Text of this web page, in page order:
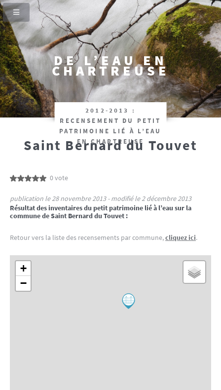
DE L’EAU EN
CHARTREUSE
2012-2013 :
RECENSEMENT DU PETIT
PATRIMOINE LIÉ À L’EAU
EN CHARTREUSE
Saint Bernard du Touvet
0 vote
publication le 28 novembre 2013 - modifié le 2 décembre 2013
Résultat des inventaires du petit patrimoine lié à l’eau sur la
commune de Saint Bernard du Touvet :
Retour vers la liste des recensements par commune,cliquez ici.
+
−